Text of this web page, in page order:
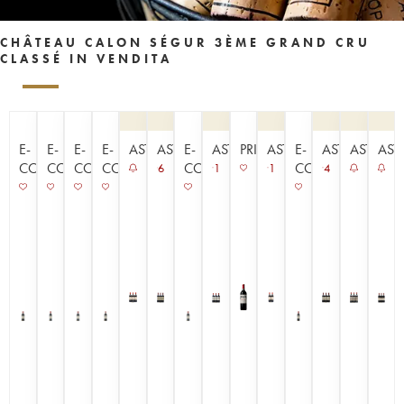
CHÂTEAU CALON SÉGUR 3ÈME GRAND CRU
CLASSÉ IN VENDITA
E-
COMMERCE
E-
COMMERCE
E-
COMMERCE
E-
COMMERCE
ASTAASTA
6
E-
COMMERCE
ASTA
1
PRIMEURS
ASTA
1
E-
COMMERCE
ASTA
4
ASTA